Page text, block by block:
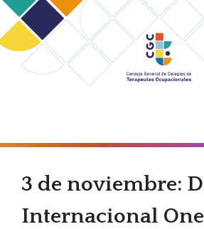
3 de noviembre:
Internacional